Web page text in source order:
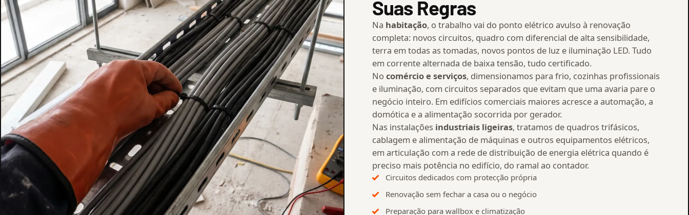
Suas Regras
Na habitação, o trabalho vai do ponto elétrico avulso à renovação
completa: novos circuitos, quadro com diferencial de alta sensibilidade,
terra em todas as tomadas, novos pontos de luz e iluminação LED. Tudo
em corrente alternada de baixa tensão, tudo certificado.
No comércio e serviços, dimensionamos para frio, cozinhas profissionais
e iluminação, com circuitos separados que evitam que uma avaria pare o
negócio inteiro. Em edifícios comerciais maiores acresce a automação, a
domótica e a alimentação socorrida por gerador.
Nas instalações industriais ligeiras, tratamos de quadros trifásicos,
cablagem e alimentação de máquinas e outros equipamentos elétricos,
em articulação com a rede de distribuição de energia elétrica quando é
preciso mais potência no edifício, do ramal ao contador.
Circuitos dedicados com protecção própria
Renovação sem fechar a casa ou o negócio
Preparação para wallbox e climatização